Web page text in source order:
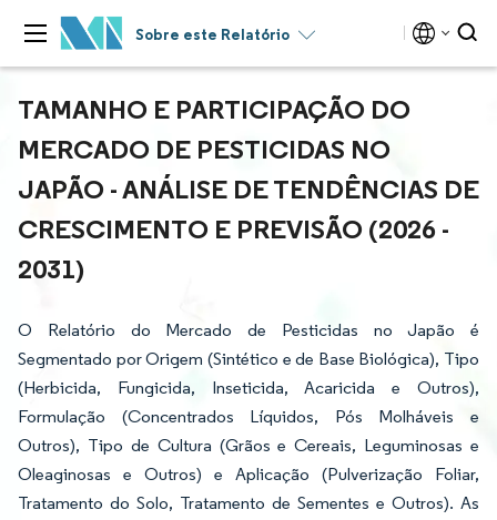
Sobre este Relatório
TAMANHO E PARTICIPAÇÃO DO
MERCADO DE PESTICIDAS NO
JAPÃO - ANÁLISE DE TENDÊNCIAS DE
CRESCIMENTO E PREVISÃO (2026 -
2031)
O Relatório do Mercado de Pesticidas no Japão é
Segmentado por Origem (Sintético e de Base Biológica), Tipo
(Herbicida, Fungicida, Inseticida, Acaricida e Outros),
Formulação (Concentrados Líquidos, Pós Molháveis e
Outros), Tipo de Cultura (Grãos e Cereais, Leguminosas e
Oleaginosas e Outros) e Aplicação (Pulverização Foliar,
Tratamento do Solo, Tratamento de Sementes e Outros). As